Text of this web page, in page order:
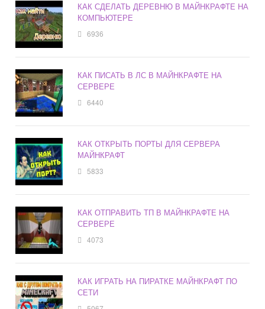
КАК СДЕЛАТЬ ДЕРЕВНЮ В МАЙНКРАФТЕ НА
КОМПЬЮТЕРЕ
6936
КАК ПИСАТЬ В ЛС В МАЙНКРАФТЕ НА
СЕРВЕРЕ
6440
КАК ОТКРЫТЬ ПОРТЫ ДЛЯ СЕРВЕРА
МАЙНКРАФТ
5833
КАК ОТПРАВИТЬ ТП В МАЙНКРАФТЕ НА
СЕРВЕРЕ
4073
КАК ИГРАТЬ НА ПИРАТКЕ МАЙНКРАФТ ПО
СЕТИ